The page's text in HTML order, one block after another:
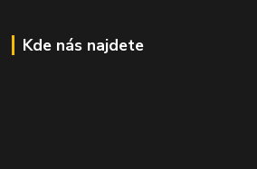
Kde nás najdete